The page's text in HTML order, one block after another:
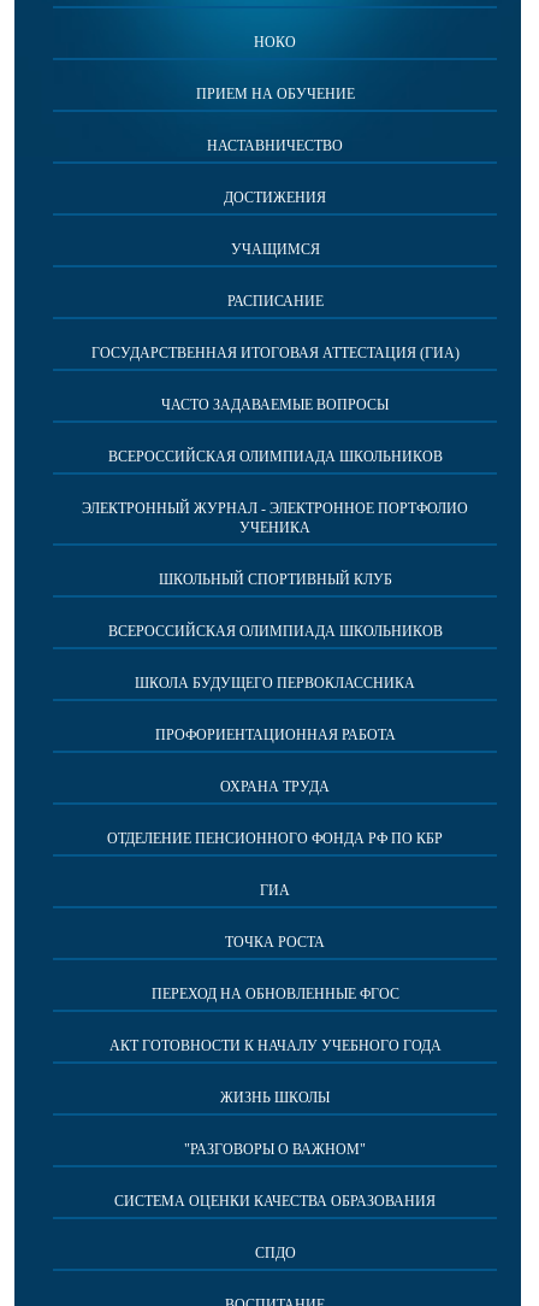
НОКО
ПРИЕМ НА ОБУЧЕНИЕ
НАСТАВНИЧЕСТВО
ДОСТИЖЕНИЯ
УЧАЩИМСЯ
РАСПИСАНИЕ
ГОСУДАРСТВЕННАЯ ИТОГОВАЯ АТТЕСТАЦИЯ (ГИА)
ЧАСТО ЗАДАВАЕМЫЕ ВОПРОСЫ
ВСЕРОССИЙСКАЯ ОЛИМПИАДА ШКОЛЬНИКОВ
ЭЛЕКТРОННЫЙ ЖУРНАЛ - ЭЛЕКТРОННОЕ ПОРТФОЛИО
УЧЕНИКА
ШКОЛЬНЫЙ СПОРТИВНЫЙ КЛУБ
ВСЕРОССИЙСКАЯ ОЛИМПИАДА ШКОЛЬНИКОВ
ШКОЛА БУДУЩЕГО ПЕРВОКЛАССНИКА
ПРОФОРИЕНТАЦИОННАЯ РАБОТА
ОХРАНА ТРУДА
ОТДЕЛЕНИЕ ПЕНСИОННОГО ФОНДА РФ ПО КБР
ГИА
ТОЧКА РОСТА
ПЕРЕХОД НА ОБНОВЛЕННЫЕ ФГОС
АКТ ГОТОВНОСТИ К НАЧАЛУ УЧЕБНОГО ГОДА
ЖИЗНЬ ШКОЛЫ
"РАЗГОВОРЫ О ВАЖНОМ"
СИСТЕМА ОЦЕНКИ КАЧЕСТВА ОБРАЗОВАНИЯ
СПДО